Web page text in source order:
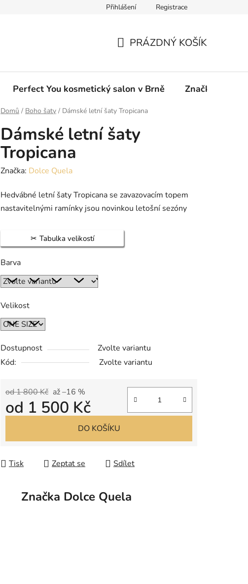
Přihlášení Registrace
PRÁZDNÝ KOŠÍK
Perfect You kosmetický salon v Brně Značky
Domů / Boho šaty / Dámské letní šaty Tropicana
Dámské letní šaty
Tropicana
Značka: Dolce Quela
Hedvábné letní šaty Tropicana se zavazovacím topem
nastavitelnými ramínky jsou novinkou letošní sezóny
Tabulka velikostí
Barva
Velikost
Dostupnost
Zvolte variantu
Kód:
Zvolte variantu
od 1 800 Kč až –16 %
od 1 500 Kč
DO KOŠÍKU
Tisk Zeptat se Sdílet
Značka Dolce Quela